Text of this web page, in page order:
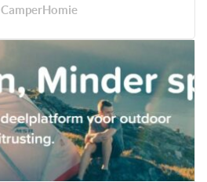
CamperHomie